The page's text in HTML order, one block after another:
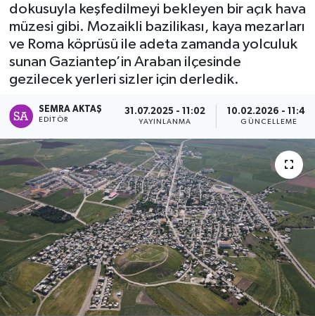
dokusuyla keşfedilmeyi bekleyen bir açık hava
müzesi gibi. Mozaikli bazilikası, kaya mezarları
ve Roma köprüsü ile adeta zamanda yolculuk
sunan Gaziantep’in Araban ilçesinde
gezilecek yerleri sizler için derledik.
SEMRA AKTAŞ
EDITÖR
31.07.2025 - 11:02
YAYINLANMA
10.02.2026 - 11:47
GÜNCELLEME
Gündem
Haberler
Kültür Sanat
Magazin
Müzik
Piyasa
Resmi İlanlar
Sağlık
Sinemalar
Son Dakika Haberleri
Haber Arşivi